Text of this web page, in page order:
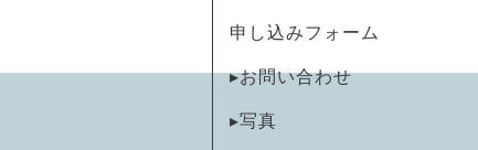
申し込みフォーム
▸お問い合わせ
▸写真